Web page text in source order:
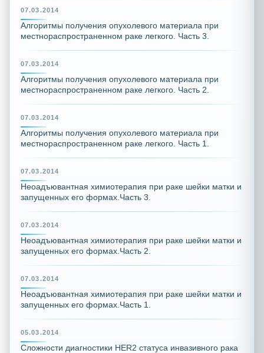
07.03.2014
Алгоритмы получения опухолевого материала при
местнораспространенном раке легкого. Часть 3.
07.03.2014
Алгоритмы получения опухолевого материала при
местнораспространенном раке легкого. Часть 2.
07.03.2014
Алгоритмы получения опухолевого материала при
местнораспространенном раке легкого. Часть 1.
07.03.2014
Неоадъювантная химиотерапия при раке шейки матки и
запущенных его формах.Часть 3.
07.03.2014
Неоадъювантная химиотерапия при раке шейки матки и
запущенных его формах.Часть 2.
07.03.2014
Неоадъювантная химиотерапия при раке шейки матки и
запущенных его формах.Часть 1.
05.03.2014
Сложности диагностики HER2 статуса инвазивного рака